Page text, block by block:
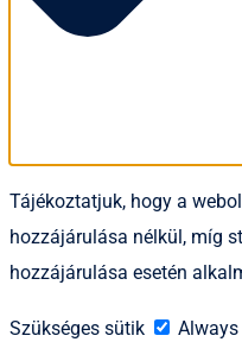
Tájékoztatjuk, hogy a
hozzájárulása nélkül, míg
hozzájárulása esetén
Szükséges sütik